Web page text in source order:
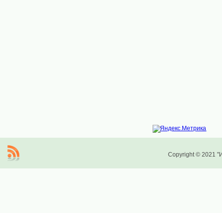
Copyright © 2021